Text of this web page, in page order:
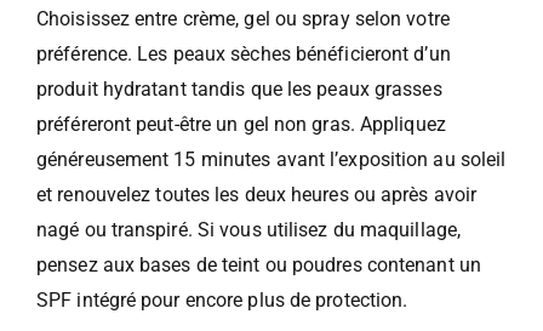
Choisissez entre crème, gel ou spray selon votre
préférence. Les peaux sèches bénéficieront d’un
produit hydratant tandis que les peaux grasses
préféreront peut-être un gel non gras. Appliquez
généreusement 15 minutes avant l’exposition au soleil
et renouvelez toutes les deux heures ou après avoir
nagé ou transpiré. Si vous utilisez du maquillage,
pensez aux bases de teint ou poudres contenant un
SPF intégré pour encore plus de protection.